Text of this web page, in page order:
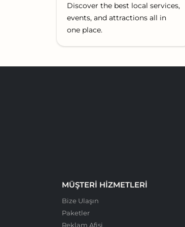
Discover the best local services,
events, and attractions all in
one place.
MÜŞTERI HIZMETLERI
Bize Ulaşın
Paketler
Reklam Afişi